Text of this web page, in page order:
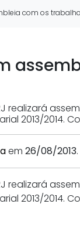
com os
realizará
2013/2014.
em 26/08/2013.
realizará
2013/2014.